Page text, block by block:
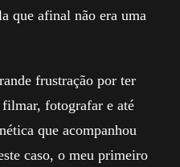
que afinal não era uma
frustração por ter
fotografar e até
que acompanhou
caso, o meu primeiro